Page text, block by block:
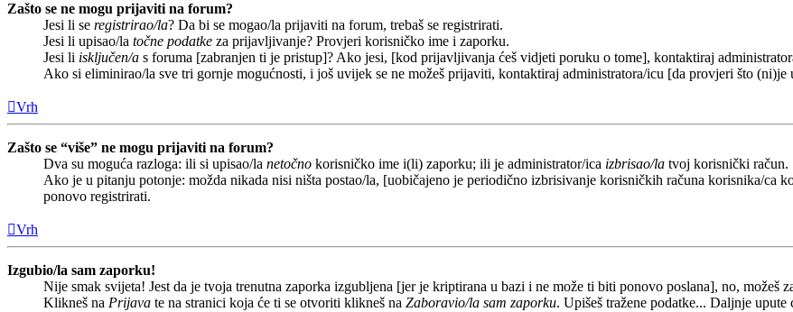
Zašto se ne mogu prijaviti na forum?
Jesi li se registrirao/la? Da bi se mogao/la prijaviti na forum, trebaš se registrirati.
Jesi li upisao/la točne podatke za prijavljivanje? Provjeri korisničko ime i zaporku.
Jesi li isključen/a s foruma [zabranjen ti je pristup]? Ako jesi, [kod prijavljivanja ćeš vidjeti poruku o tome], kontaktiraj
Ako si eliminirao/la sve tri gornje mogućnosti, i još uvijek se ne možeš prijaviti, kontaktiraj administratora/icu [da provjeri što
Vrh
Zašto se “više” ne mogu prijaviti na forum?
Dva su moguća razloga: ili si upisao/la netočno korisničko ime i(li) zaporku; ili je administrator/ica izbrisao/la tvoj korisnički račun.
Ako je u pitanju potonje: možda nikada nisi ništa postao/la, [uobičajeno je periodično izbrisivanje korisničkih računa korisnika/ca
ponovo registrirati.
Vrh
Izgubio/la sam zaporku!
Nije smak svijeta! Jest da je tvoja trenutna zaporka izgubljena [jer je kriptirana u bazi i ne može ti biti ponovo poslana], no, možeš
Klikneš na Prijava te na stranici koja će ti se otvoriti klikneš na Zaboravio/la sam zaporku. Upišeš tražene podatke... Daljnje